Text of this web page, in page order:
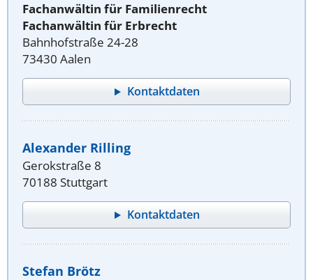
Fachanwältin für Familienrecht
Fachanwältin für Erbrecht
Bahnhofstraße 24-28
73430 Aalen
Kontaktdaten
Alexander Rilling
Gerokstraße 8
70188 Stuttgart
Kontaktdaten
Stefan Brötz